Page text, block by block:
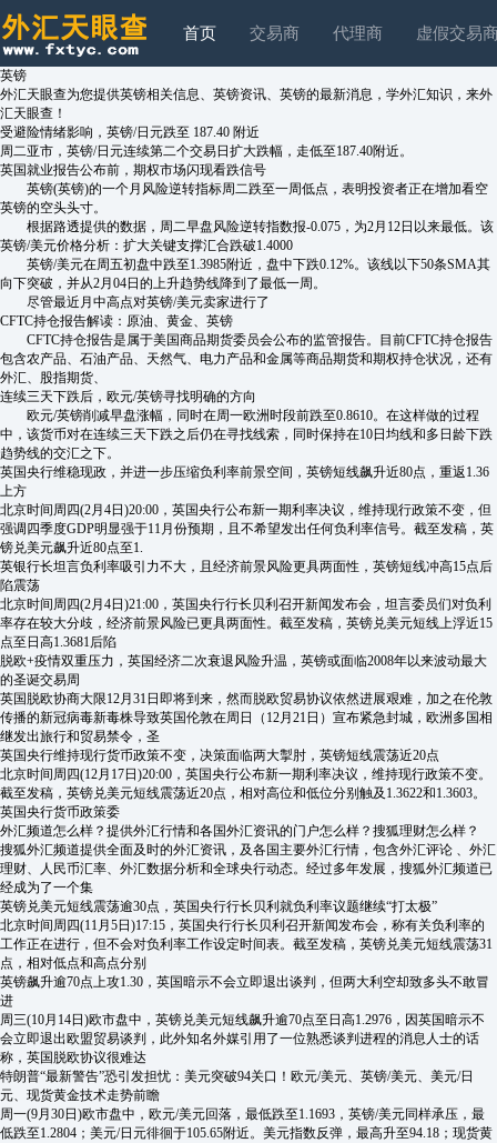
首页 交易商 代理商 虚假交易
英镑
外汇天眼查为您提供英镑相关信息、英镑资讯、英镑的最新消息，学外汇知识，来外
汇天眼查！
受避险情绪影响，英镑/日元跌至 187.40 附近
周二亚市，英镑/日元连续第二个交易日扩大跌幅，走低至187.40附近。
英国就业报告公布前，期权市场闪现看跌信号
英镑(英镑)的一个月风险逆转指标周二跌至一周低点，表明投资者正在增加看空
英镑的空头头寸。
根据路透提供的数据，周二早盘风险逆转指数报-0.075，为2月12日以来最低。该
英镑/美元价格分析：扩大关键支撑汇合跌破1.4000
英镑/美元在周五初盘中跌至1.3985附近，盘中下跌0.12%。该线以下50条SMA其
向下突破，并从2月04日的上升趋势线降到了最低一周。
尽管最近月中高点对英镑/美元卖家进行了
CFTC持仓报告解读：原油、黄金、英镑
CFTC持仓报告是属于美国商品期货委员会公布的监管报告。目前CFTC持仓报告
包含农产品、石油产品、天然气、电力产品和金属等商品期货和期权持仓状况，还有
外汇、股指期货、
连续三天下跌后，欧元/英镑寻找明确的方向
欧元/英镑削减早盘涨幅，同时在周一欧洲时段前跌至0.8610。在这样做的过程
中，该货币对在连续三天下跌之后仍在寻找线索，同时保持在10日均线和多日龄下跌
趋势线的交汇之下。
英国央行维稳现政，并进一步压缩负利率前景空间，英镑短线飙升近80点，重返1.36
上方
北京时间周四(2月4日)20:00，英国央行公布新一期利率决议，维持现行政策不变，但
强调四季度GDP明显强于11月份预期，且不希望发出任何负利率信号。截至发稿，英
镑兑美元飙升近80点至1.
英银行长坦言负利率吸引力不大，且经济前景风险更具两面性，英镑短线冲高15点后
陷震荡
北京时间周四(2月4日)21:00，英国央行行长贝利召开新闻发布会，坦言委员们对负利
率存在较大分歧，经济前景风险已更具两面性。截至发稿，英镑兑美元短线上浮近15
点至日高1.3681后陷
脱欧+疫情双重压力，英国经济二次衰退风险升温，英镑或面临2008年以来波动最大
的圣诞交易周
英国脱欧协商大限12月31日即将到来，然而脱欧贸易协议依然进展艰难，加之在伦敦
传播的新冠病毒新毒株导致英国伦敦在周日（12月21日）宣布紧急封城，欧洲多国相
继发出旅行和贸易禁令，圣
英国央行维持现行货币政策不变，决策面临两大掣肘，英镑短线震荡近20点
北京时间周四(12月17日)20:00，英国央行公布新一期利率决议，维持现行政策不变。
截至发稿，英镑兑美元短线震荡近20点，相对高位和低位分别触及1.3622和1.3603。
英国央行货币政策委
外汇频道怎么样？提供外汇行情和各国外汇资讯的门户怎么样？搜狐理财怎么样？
搜狐外汇频道提供全面及时的外汇资讯，及各国主要外汇行情，包含外汇评论 、外汇
理财、人民币汇率、外汇数据分析和全球央行动态。经过多年发展，搜狐外汇频道已
经成为了一个集
英镑兑美元短线震荡逾30点，英国央行行长贝利就负利率议题继续“打太极”
北京时间周四(11月5日)17:15，英国央行行长贝利召开新闻发布会，称有关负利率的
工作正在进行，但不会对负利率工作设定时间表。截至发稿，英镑兑美元短线震荡31
点，相对低点和高点分别
英镑飙升逾70点上攻1.30，英国暗示不会立即退出谈判，但两大利空却致多头不敢冒
进
周三(10月14日)欧市盘中，英镑兑美元短线飙升逾70点至日高1.2976，因英国暗示不
会立即退出欧盟贸易谈判，此外知名外媒引用了一位熟悉谈判进程的消息人士的话
称，英国脱欧协议很难达
特朗普“最新警告”恐引发担忧：美元突破94关口！欧元/美元、英镑/美元、美元/日
元、现货黄金技术走势前瞻
周一(9月30日)欧市盘中，欧元/美元回落，最低跌至1.1693，英镑/美元同样承压，最
低跌至1.2804；美元/日元徘徊于105.65附近。美元指数反弹，最高升至94.18；现货黄